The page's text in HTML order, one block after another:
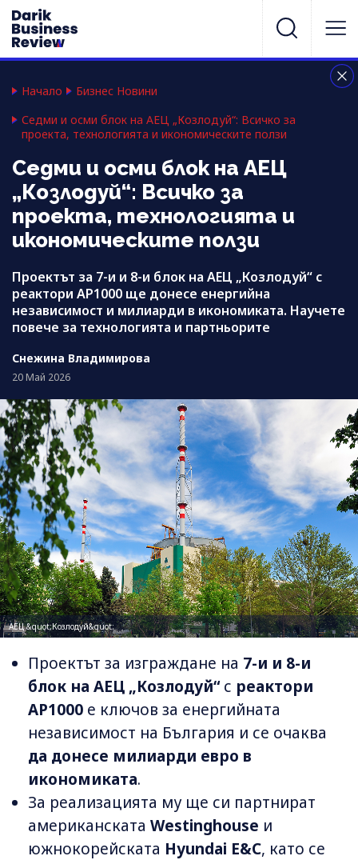
Начало
Бизнес Новини
Седми и осми блок на АЕЦ „Козлодуй“: Всичко за
проекта, технологията и икономическите ползи
Седми и осми блок на АЕЦ
„Козлодуй“: Всичко за
проекта, технологията и
икономическите ползи
Проектът за 7-и и 8-и блок на АЕЦ „Козлодуй“ с
реактори AP1000 ще донесе енергийна
независимост и милиарди в икономиката. Научете
повече за технологията и партньорите
Снежина Владимирова
20 Май 2026
АЕЦ &quot;Козлодуй&quot;
Проектът за изграждане на 7-и и 8-и
блок на АЕЦ „Козлодуй“с реактори
AP1000 е ключов за енергийната
независимост на България и се очаква
да донесе милиарди евро в
икономиката.
За реализацията му ще си партнират
американската Westinghouse и
южнокорейската Hyundai E&C, като се